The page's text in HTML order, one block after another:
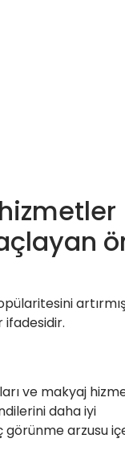
ifadesidir.
ve makyaj
daha iyi
görünme arzusu